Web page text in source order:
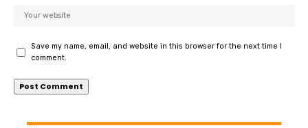
Save my name, email, and website in this browser for the next time I
comment.